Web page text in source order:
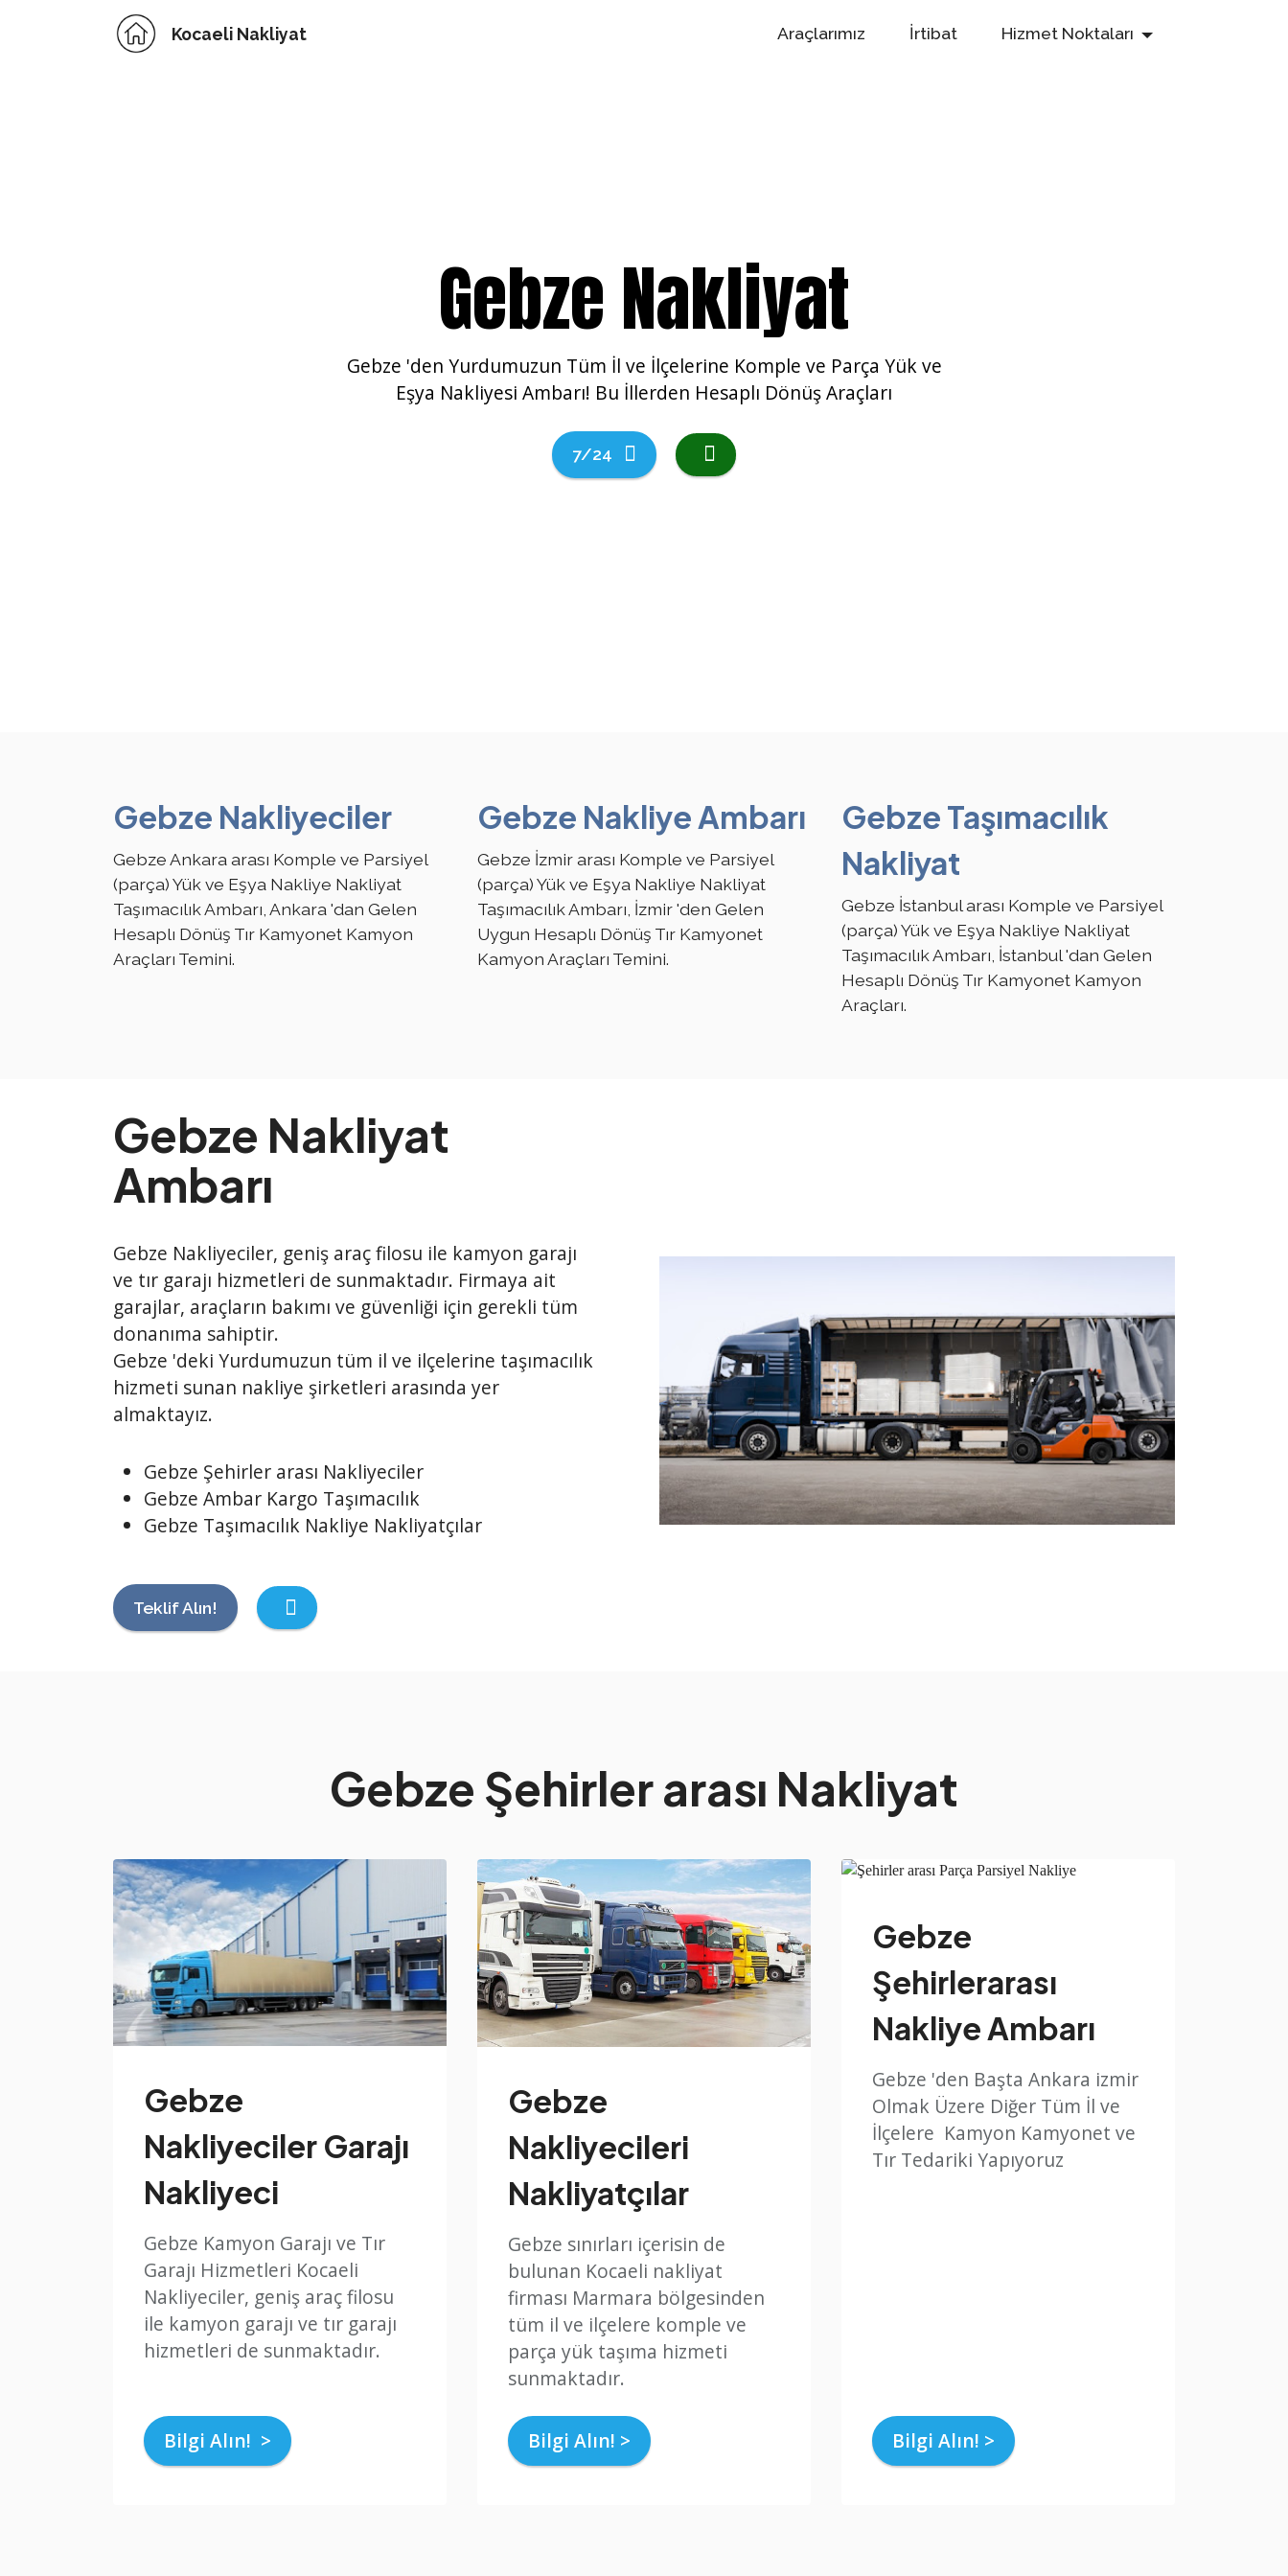
Kocaeli Nakliyat Araçlarımız İrtibat Hizmet Noktaları
Gebze Nakliyat
Gebze 'den Yurdumuzun Tüm İl ve İlçelerine Komple ve Parça Yük ve
Eşya Nakliyesi Ambarı! Bu İllerden Hesaplı Dönüş Araçları
7/24
Gebze Nakliyeciler
Gebze Ankara arası Komple ve Parsiyel
(parça) Yük ve Eşya Nakliye Nakliyat
Taşımacılık Ambarı, Ankara 'dan Gelen
Hesaplı Dönüş Tır Kamyonet Kamyon
Araçları Temini.
Gebze Nakliye Ambarı
Gebze İzmir arası Komple ve Parsiyel
(parça) Yük ve Eşya Nakliye Nakliyat
Taşımacılık Ambarı, İzmir 'den Gelen
Uygun Hesaplı Dönüş Tır Kamyonet
Kamyon Araçları Temini.
Gebze Taşımacılık
Nakliyat
Gebze İstanbul arası Komple ve Parsiyel
(parça) Yük ve Eşya Nakliye Nakliyat
Taşımacılık Ambarı, İstanbul 'dan Gelen
Hesaplı Dönüş Tır Kamyonet Kamyon
Araçları.
Gebze Nakliyat
Ambarı
Gebze Nakliyeciler, geniş araç filosu ile kamyon garajı
ve tır garajı hizmetleri de sunmaktadır. Firmaya ait
garajlar, araçların bakımı ve güvenliği için gerekli tüm
donanıma sahiptir.
Gebze 'deki Yurdumuzun tüm il ve ilçelerine taşımacılık
hizmeti sunan nakliye şirketleri arasında yer
almaktayız.
Gebze Şehirler arası Nakliyeciler
Gebze Ambar Kargo Taşımacılık
Gebze Taşımacılık Nakliye Nakliyatçılar
Teklif Alın!
Gebze Şehirler arası Nakliyat
Gebze
Nakliyeciler Garajı
Nakliyeci
Gebze Kamyon Garajı ve Tır
Garajı Hizmetleri Kocaeli
Nakliyeciler, geniş araç filosu
ile kamyon garajı ve tır garajı
hizmetleri de sunmaktadır.
Bilgi Alın! >
Gebze
Nakliyecileri
Nakliyatçılar
Gebze sınırları içerisin de
bulunan Kocaeli nakliyat
firması Marmara bölgesinden
tüm il ve ilçelere komple ve
parça yük taşıma hizmeti
sunmaktadır.
Bilgi Alın! >
Gebze
Şehirlerarası
Nakliye Ambarı
Gebze 'den Başta Ankara izmir
Olmak Üzere Diğer Tüm İl ve
İlçelere Kamyon Kamyonet ve
Tır Tedariki Yapıyoruz
Bilgi Alın! >